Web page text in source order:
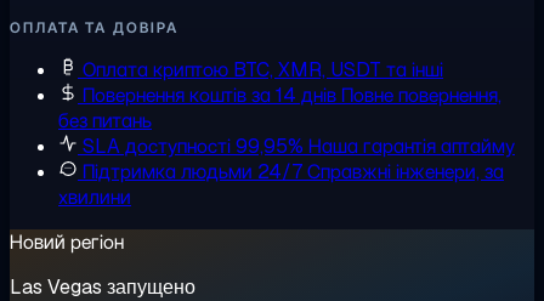
ОПЛАТА ТА ДОВІРА
Оплата криптою BTC, XMR, USDT та інші
Повернення коштів за 14 днів Повне повернення,
без питань
SLA доступності 99,95% Наша гарантія аптайму
Підтримка людьми 24/7Справжні інженери, за
хвилини
Новий регіон
Las Vegas запущено